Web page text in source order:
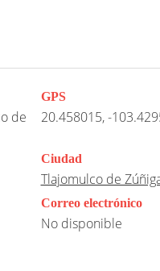
de
GPS
20.458015, -
Ciudad
Tlajomulco de
Correo electrónico
No disponible